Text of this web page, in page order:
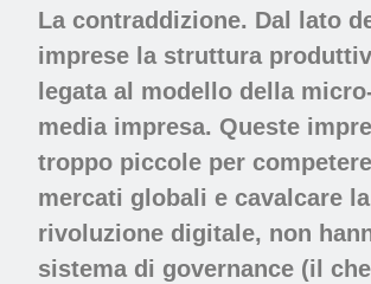
La contraddizione. Dal lato
imprese la struttura
legata al modello della
media impresa. Queste
troppo piccole per
mercati globali e cavalcare
rivoluzione digitale, non
sistema di governance (il